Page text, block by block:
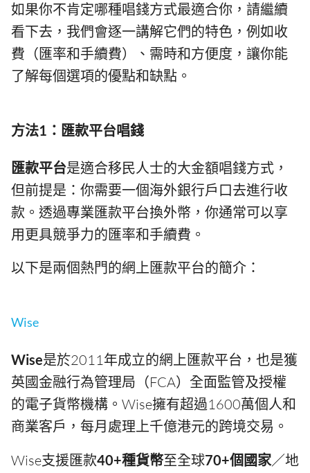
如果你不肯定哪種唱錢方式最適合你，請繼續
看下去，我們會逐一講解它們的特色，例如收
費（匯率和手續費）、需時和方便度，讓你能
了解每個選項的優點和缺點。
方法1：匯款平台唱錢
匯款平台是適合移民人士的大金額唱錢方式，
但前提是：你需要一個海外銀行戶口去進行收
款。透過專業匯款平台換外幣，你通常可以享
用更具競爭力的匯率和手續費。
以下是兩個熱門的網上匯款平台的簡介：
Wise
Wise是於2011年成立的網上匯款平台，也是獲
英國金融行為管理局（FCA）全面監管及授權
的電子貨幣機構。Wise擁有超過1600萬個人和
商業客戶，每月處理上千億港元的跨境交易。
Wise支援匯款40+種貨幣至全球70+個國家／地